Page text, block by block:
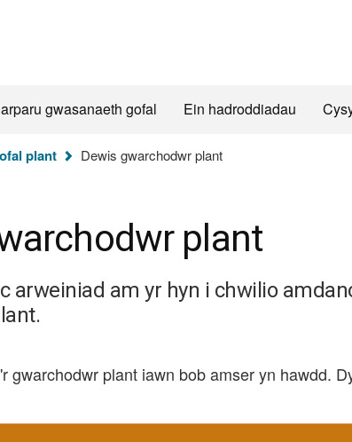
gwasanaeth gofal Ein hadroddiadau
plant Dewis gwarchodwr plant
plant
arweiniad am yr hyn i chwilio
gwarchodwr plant iawn bob amser yn hawdd.